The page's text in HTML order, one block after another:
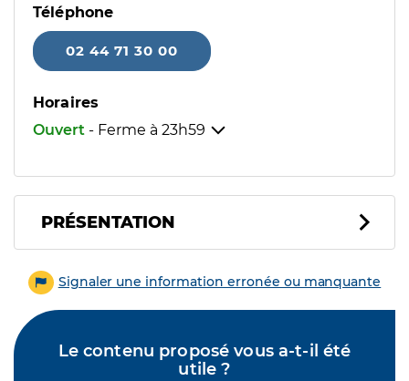
Téléphone
02 44 71 30 00
Horaires
Ouvert - Ferme à 23h59
PRÉSENTATION
Signaler une information erronée ou manquante
Le contenu proposé vous a-t-il été
utile ?